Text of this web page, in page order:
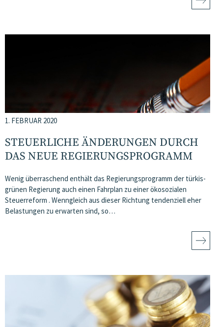
1. FEBRUAR 2020
STEUERLICHE ÄNDERUNGEN DURCH
DAS NEUE REGIERUNGSPROGRAMM
Wenig überraschend enthält das Regierungsprogramm der türkis-
grünen Regierung auch einen Fahrplan zu einer ökosozialen
Steuerreform . Wenngleich aus dieser Richtung tendenziell eher
Belastungen zu erwarten sind, so…